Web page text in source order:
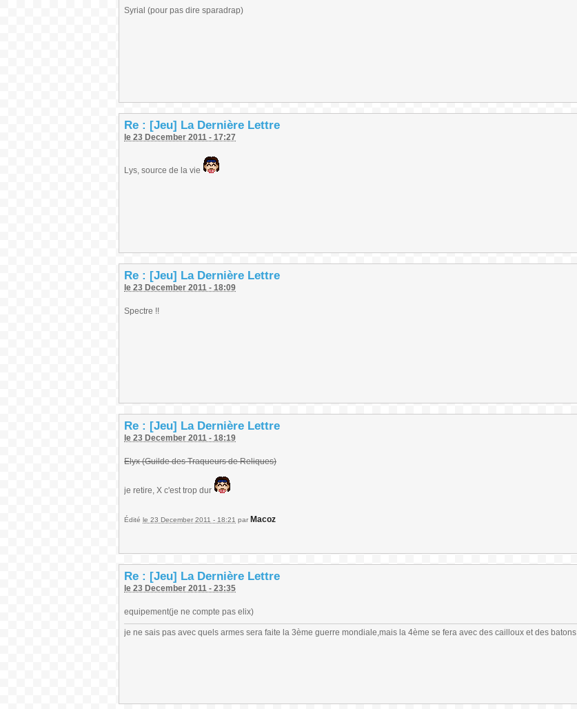
Syrial (pour pas dire sparadrap)
Re : [Jeu] La Dernière Lettre
le 23 December 2011 - 17:27
Lys, source de la vie
Re : [Jeu] La Dernière Lettre
le 23 December 2011 - 18:09
Spectre !!
Re : [Jeu] La Dernière Lettre
le 23 December 2011 - 18:19
Elyx (Guilde des Traqueurs de Reliques)
je retire, X c'est trop dur
Édité le 23 December 2011 - 18:21 par Macoz
Re : [Jeu] La Dernière Lettre
le 23 December 2011 - 23:35
equipement(je ne compte pas elix)
je ne sais pas avec quels armes sera faite la 3ème guerre mondiale,mais la 4ème se fera avec des cailloux et des batons